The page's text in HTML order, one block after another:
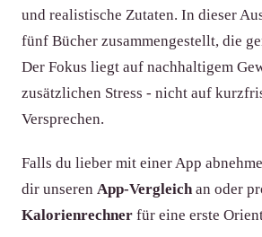
und realistische Zutaten. In dieser
fünf Bücher zusammengestellt, die
Der Fokus liegt auf nachhaltigem
zusätzlichen Stress - nicht auf
Versprechen.
Falls du lieber mit einer App
dir unseren App-Vergleichan oder
Kalorienrechner für eine erste